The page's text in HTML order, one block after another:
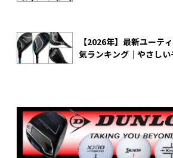
【2026年】最新ユーテ
気ランキング｜やさし